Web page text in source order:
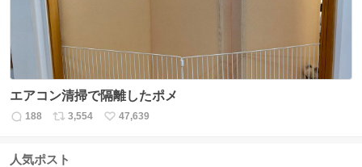
エアコン清掃で隔離したポメ
返
数
188
リ
ス
3,554
い
47,639
人気ポスト